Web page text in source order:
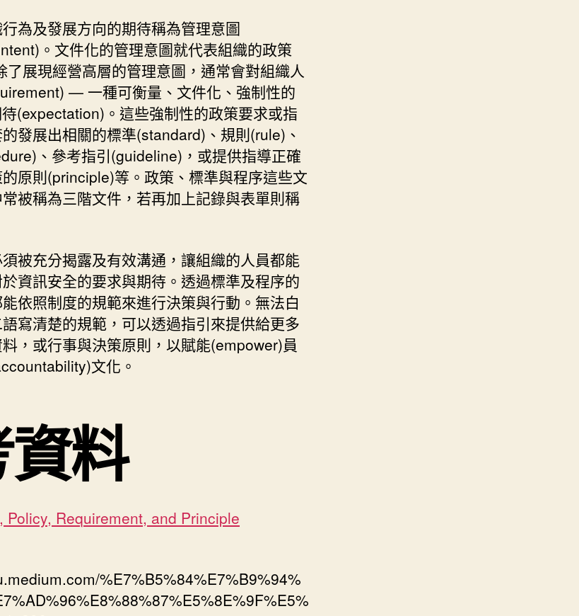
為及發展方向的期待稱為管理意圖
。文件化的管理意圖就代表組織的政策
了展現經營高層的管理意圖，通常會對組織人
— 一種可衡量、文件化、強制性的
(expectation)。這些強制性的政策要求或指
發展出相關的標準(standard)、規則(rule)、
、參考指引(guideline)，或提供指導正確
原則(principle)等。政策、標準與程序這些文
被稱為三階文件，若再加上記錄與表單則稱
被充分揭露及有效溝通，讓組織的人員都能
資訊安全的要求與期待。透過標準及程序的
依照制度的規範來進行決策與行動。無法白
寫清楚的規範，可以透過指引來提供給更多
，或行事與決策原則，以賦能(empower)員
文化。
料
Policy, Requirement, and Principle
%E7%B5%84%E7%B9%94%